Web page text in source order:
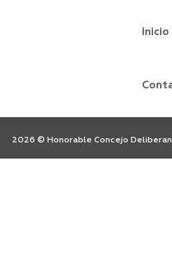
Inicio
resultados
Trate de perfeccionar su
2026 © Honorable Concejo